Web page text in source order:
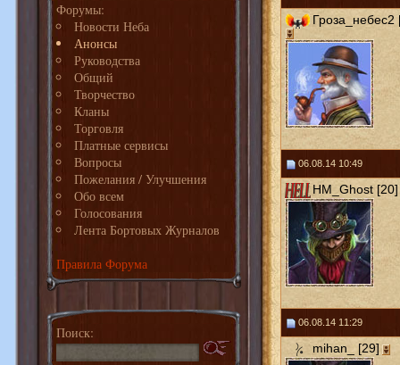
Форумы:
Новости Неба
Анонсы
Руководства
Общий
Творчество
Кланы
Торговля
Платные сервисы
Вопросы
Пожелания / Улучшения
Обо всем
Голосования
Лента Бортовых Журналов
Правила Форума
Поиск:
Гроза_небес2
06.08.14 10:49
HM_Ghost [20]
06.08.14 11:29
mihan_ [29]